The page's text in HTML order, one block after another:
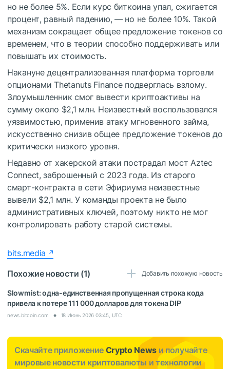
но не более 5%. Если курс биткоина упал, сжигается
процент, равный падению, — но не более 10%. Такой
механизм сокращает общее предложение токенов со
временем, что в теории способно поддерживать или
повышать их стоимость.
Накануне децентрализованная платформа торговли
опционами Thetanuts Finance подверглась взлому.
Злоумышленник смог вывести криптоактивы на
сумму около $2,1 млн. Неизвестный воспользовался
уязвимостью, применив атаку мгновенного займа,
искусственно снизив общее предложение токенов до
критически низкого уровня.
Недавно от хакерской атаки пострадал мост Aztec
Connect, заброшенный с 2023 года. Из старого
смарт-контракта в сети Эфириума неизвестные
вывели $2,1 млн. У команды проекта не было
административных ключей, поэтому никто не мог
контролировать работу старой системы.
bits.media
Похожие новости (1)
Добавить похожую новость
Slowmist: одна-единственная пропущенная строка кода
привела к потере 111 000 долларов для токена DIP
news.bitcoin.com 18 Июнь 2026 03:45, UTC
Скачайте приложение Crypto News и получайте
мировые новости криптовалюты и технологии